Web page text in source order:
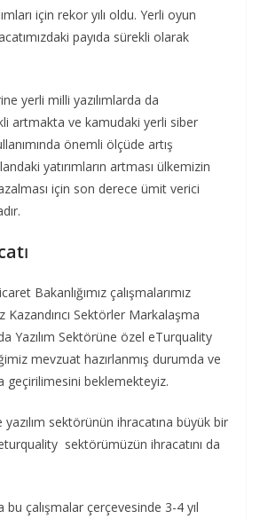
için rekor yılı oldu. Yerli oyun
payıda sürekli olarak
yerli milli yazılımlarda da
artmakta ve kamudaki yerli siber
önemli ölçüde artış
yatırımların artması ülkemizin
azalması için son derece ümit verici
ı
Bakanlığımız çalışmalarımız
Sektörler Markalaşma
Yazılım Sektörüne özel eTurquality
mevzuat hazırlanmış durumda ve
geçirilimesini beklemekteyiz.
sektörünün ihracatına büyük bir
sektörümüzün ihracatını da
bu çalışmalar çerçevesinde 3-4 yıl